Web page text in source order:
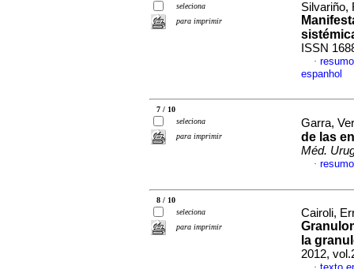
seleciona
para imprimir
Silvariño,
ISSN
·
espanhol
7 / 10
seleciona
para imprimir
Garra,
de las
Méd.
·
8 / 10
seleciona
para imprimir
Cairoli,
la
2012,